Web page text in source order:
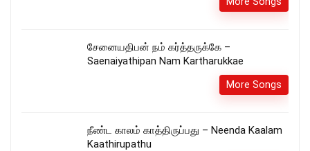
சேனையதிபன் நம் கர்த்தருக்கே –
Saenaiyathipan Nam Kartharukkae
More Songs
நீண்ட காலம் காத்திருப்பது – Neenda Kaalam
Kaathirupathu